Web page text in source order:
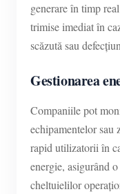
generare în timp
trimise imediat în
scăzută sau
Gestionarea
Companiile pot
echipamentelor
rapid utilizatorii în
energie, asigurând
cheltuielilor